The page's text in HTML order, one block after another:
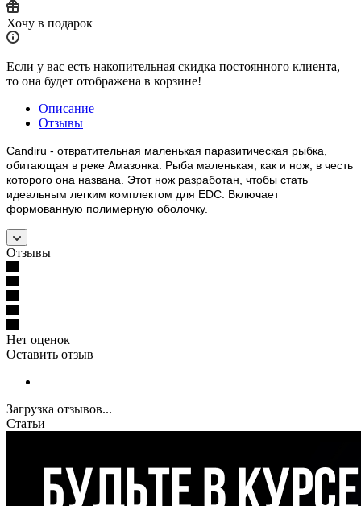
Хочу в подарок
Если у вас есть накопительная скидка постоянного клиента,
то она будет отображена в корзине!
Описание
Отзывы
Candiru - отвратительная маленькая паразитическая рыбка,
обитающая в реке Амазонка. Рыба маленькая, как и нож, в честь
которого она названа. Этот нож разработан, чтобы стать
идеальным легким комплектом для EDC. Включает
формованную полимерную оболочку.
Отзывы
Нет оценок
Оставить отзыв
Загрузка отзывов...
Статьи